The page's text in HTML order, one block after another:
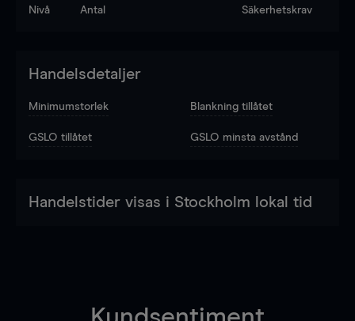
Nivå Antal Säkerhetskrav
Handelsdetaljer
Minimumstorlek Blankning tillåtet
GSLO tillåtet GSLO minsta avstånd
Handelstider visas i Stockholm lokal tid